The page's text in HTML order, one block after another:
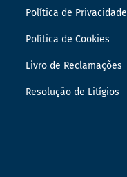
Política de Privacidade
Política de Cookies
Livro de Reclamações
Resolução de Litígios